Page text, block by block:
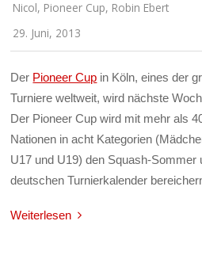
Nicol, Pioneer Cup, Robin Ebert
29. Juni, 2013
Der Pioneer Cup in Köln, eines der
Turniere weltweit, wird nächste
Der Pioneer Cup wird mit mehr als
Nationen in acht Kategorien
U17 und U19) den Squash-Sommer
deutschen Turnierkalender
Weiterlesen